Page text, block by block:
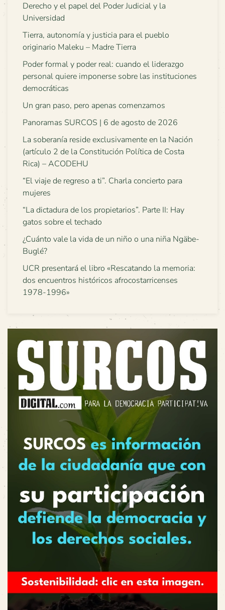
Derecho y el papel del Poder Judicial y la
Universidad
Tierra, autonomía y justicia para el pueblo
originario Maleku – Madre Tierra
Poder formal y poder real: cuando el liderazgo
personal quiere imponerse sobre las instituciones
democráticas
Un gran paso, pero apenas comenzamos
Panoramas SURCOS | 6 de agosto de 2026
La soberanía reside exclusivamente en la Nación
(artículo 2 de la Constitución Política de Costa
Rica) – ACODEHU
“El viaje de regreso a ti”. Charla concierto para
mujeres
“La dictadura de los propietarios”. Parte II: Hay
gatos sobre el techado
¿Cuánto vale la vida de un niño o una niña Ngäbe-
Buglé?
UCR presentará el libro «Rescatando la memoria:
dos encuentros históricos afrocostarricenses
1978-1996»